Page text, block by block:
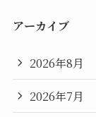
アーカイブ
2026年8月
2026年7月